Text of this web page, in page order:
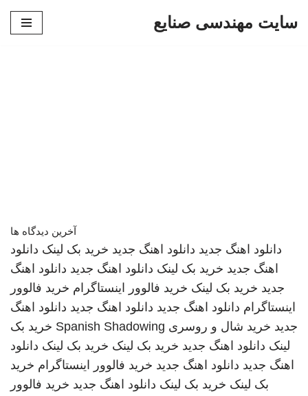
سایت مهندسی صنایع
آخرین دیدگاه ها
دانلود اهنگ جدید دانلود اهنگ جدید خرید بک لینک دانلود
اهنگ جدید خرید بک لینک دانلود اهنگ جدید دانلود اهنگ
جدید خرید بک لینک خرید فالوور اینستاگرام خرید فالوور
اینستاگرام دانلود اهنگ جدید دانلود اهنگ جدید دانلود اهنگ
جدید خرید شال و روسری Spanish Shadowing خرید بک
لینک دانلود اهنگ جدید خرید بک لینک خرید بک لینک دانلود
اهنگ جدید دانلود اهنگ جدید خرید فالوور اینستاگرام خرید
بک لینک خرید بک لینک دانلود اهنگ جدید خرید فالوور